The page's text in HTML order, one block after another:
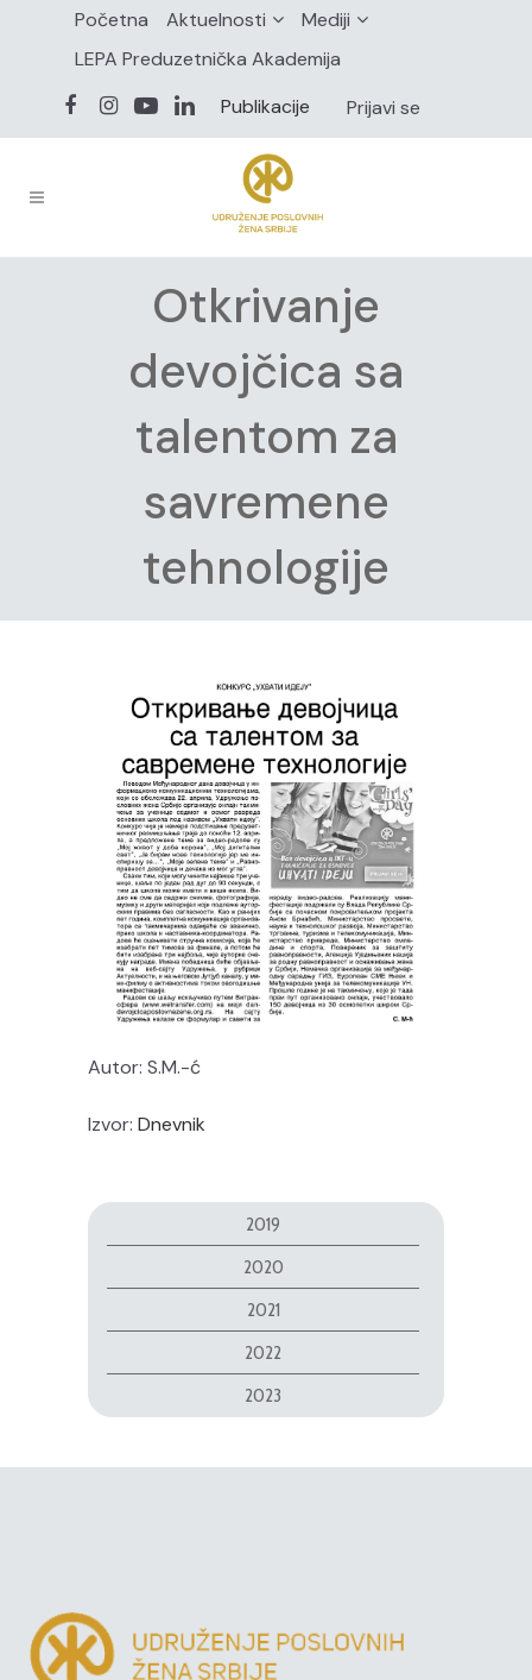
Početna Aktuelnosti
Mediji
LEPA Preduzetnička Akademija
Publikacije
Prijavi se
Otkrivanje
devojčica sa
talentom za
savremene
tehnologije
Autor: S.M.-ć
Izvor: Dnevnik
2019
2020
2021
2022
2023